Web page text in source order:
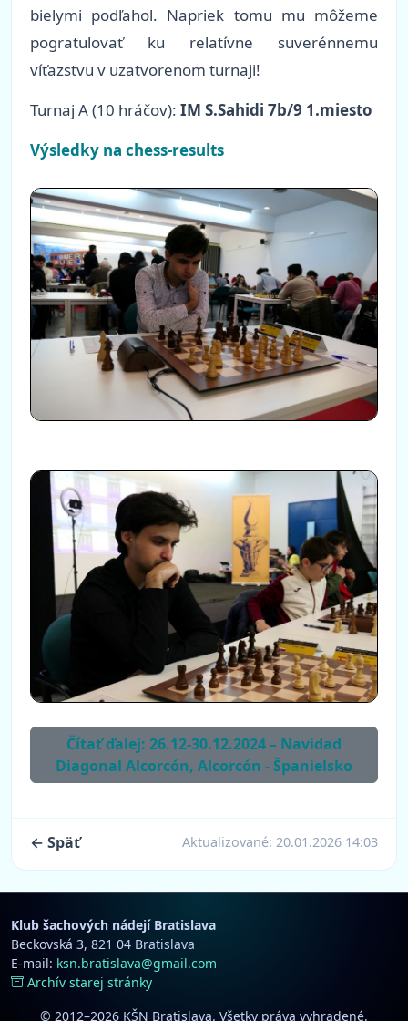
bielymi podľahol. Napriek tomu mu môžeme
pogratulovať ku relatívne suverénnemu
víťazstvu v uzatvorenom turnaji!
Turnaj A (10 hráčov): IM S.Sahidi 7b/9 1.miesto
Výsledky na chess-results
Čítať ďalej: 26.12-30.12.2024 – Navidad
Diagonal Alcorcón, Alcorcón - Španielsko
← Späť Aktualizované: 20.01.2026 14:03
Klub šachových nádejí Bratislava
Beckovská 3, 821 04 Bratislava
E-mail: ksn.bratislava@gmail.com
Archív starej stránky
© 2012–2026 KŠN Bratislava. Všetky práva vyhradené.